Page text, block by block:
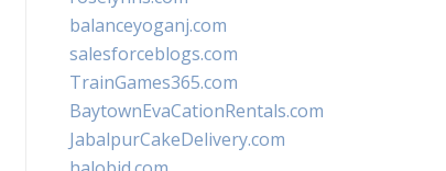
balanceyoganj.com
salesforceblogs.com
TrainGames365.com
BaytownEvaCationRentals.com
JabalpurCakeDelivery.com